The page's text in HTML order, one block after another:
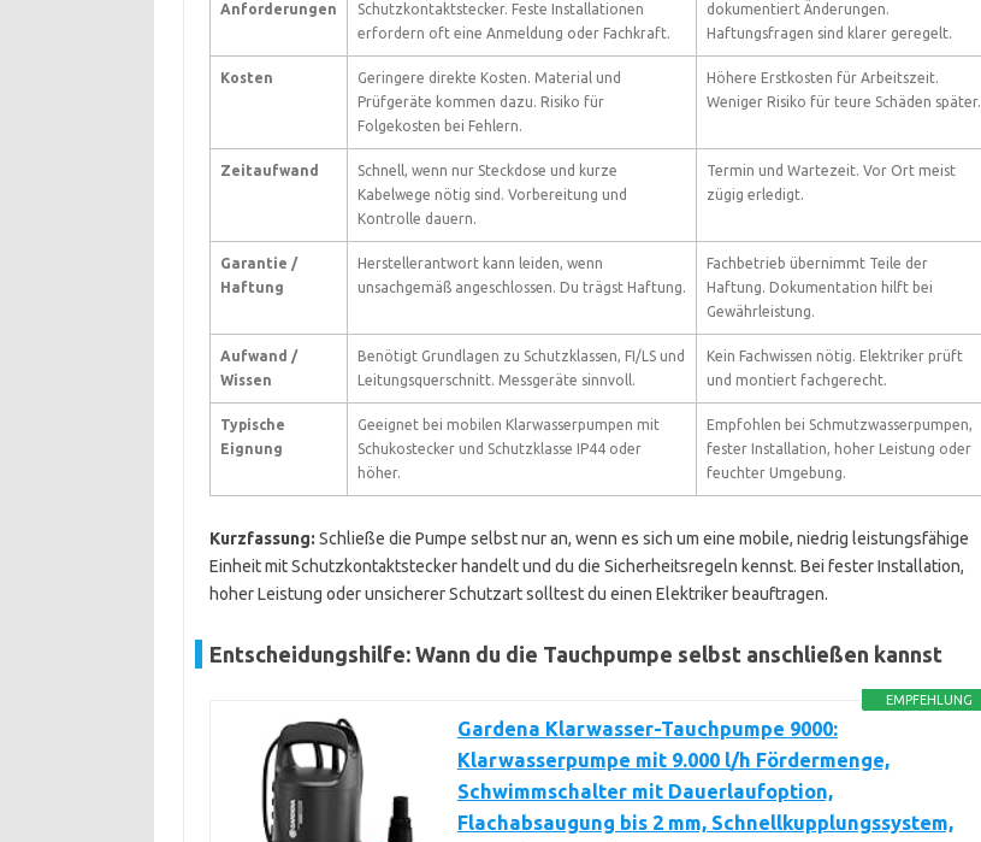
Anforderungen
Schutzkontaktstecker. Feste Installationen
erfordern oft eine Anmeldung oder Fachkraft.
dokumentiert Änderungen.
Haftungsfragen sind klarer geregelt.
Kosten
Geringere direkte Kosten. Material und
Prüfgeräte kommen dazu. Risiko für
Folgekosten bei Fehlern.
Höhere Erstkosten für Arbeitszeit.
Weniger Risiko für teure Schäden später.
Zeitaufwand
Schnell, wenn nur Steckdose und kurze
Kabelwege nötig sind. Vorbereitung und
Kontrolle dauern.
Termin und Wartezeit. Vor Ort meist
zügig erledigt.
Garantie /
Haftung
Herstellerantwort kann leiden, wenn
unsachgemäß angeschlossen. Du trägst Haftung.
Fachbetrieb übernimmt Teile der
Haftung. Dokumentation hilft bei
Gewährleistung.
Aufwand /
Wissen
Benötigt Grundlagen zu Schutzklassen, FI/LS und
Leitungsquerschnitt. Messgeräte sinnvoll.
Kein Fachwissen nötig. Elektriker prüft
und montiert fachgerecht.
Typische
Eignung
Geeignet bei mobilen Klarwasserpumpen mit
Schukostecker und Schutzklasse IP44 oder
höher.
Empfohlen bei Schmutzwasserpumpen,
fester Installation, hoher Leistung oder
feuchter Umgebung.
Kurzfassung: Schließe die Pumpe selbst nur an, wenn es sich um eine mobile, niedrig leistungsfähige
Einheit mit Schutzkontaktstecker handelt und du die Sicherheitsregeln kennst. Bei fester Installation,
hoher Leistung oder unsicherer Schutzart solltest du einen Elektriker beauftragen.
Entscheidungshilfe: Wann du die Tauchpumpe selbst anschließen kannst
EMPFEHLUNG
Gardena Klarwasser-Tauchpumpe 9000:
Klarwasserpumpe mit 9.000 l/h Fördermenge,
Schwimmschalter mit Dauerlaufoption,
Flachabsaugung bis 2 mm, Schnellkupplungssystem,